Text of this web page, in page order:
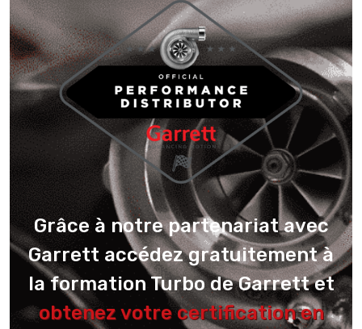
Grâce à notre partenariat avec
Garrett accédez gratuitement à
la formation Turbo de Garrett et
obtenez votre certification en